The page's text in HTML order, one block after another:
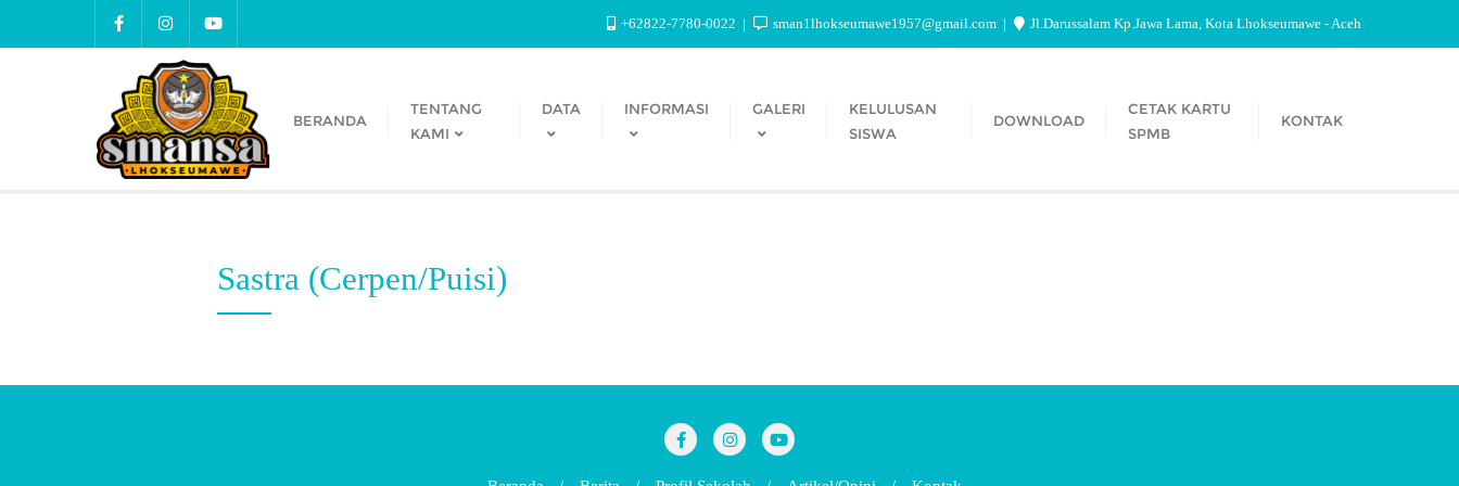
+62822-7780-0022 sman1lhokseumawe1957@gmail.com Jl.Darussalam Kp.Jawa Lama, Kota Lhokseumawe - Aceh
BERANDA
TENTANG
KAMI
DATA INFORMASI GALERI
KELULUSAN
SISWA
DOWNLOAD
CETAK KARTU
SPMB
KONTAK
Sastra (Cerpen/Puisi)